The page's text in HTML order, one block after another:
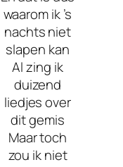
waarom ik ’s
nachts niet
slapen kan
Al zing ik
duizend
liedjes over
dit gemis
Maar toch
zou ik niet